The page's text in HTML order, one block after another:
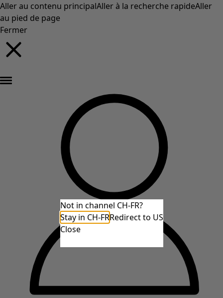
Aller au contenu principalAller à la recherche rapideAller
au pied de page
Fermer
Not in channel CH-FR?
Stay in CH-FRRedirect to US
Close